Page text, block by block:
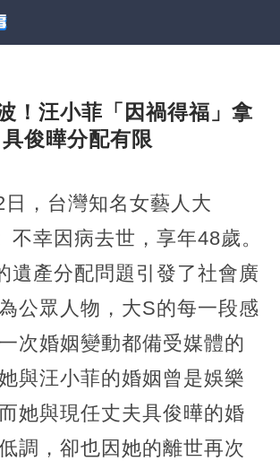
！汪小菲「因禍得福」拿
俊曄分配有限
，台灣知名女藝人大
不幸因病去世，享年48歲。
遺產分配問題引發了社會廣
公眾人物，大S的每一段感
次婚姻變動都備受媒體的
與汪小菲的婚姻曾是娛樂
她與現任丈夫具俊曄的婚
調，卻也因她的離世再次